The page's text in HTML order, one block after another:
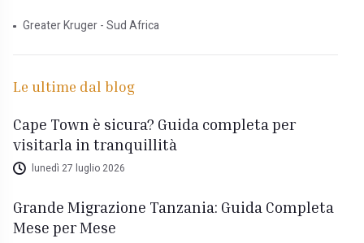
Greater Kruger - Sud Africa
Le ultime dal blog
Cape Town è sicura? Guida completa per
visitarla in tranquillità
lunedì 27 luglio 2026
Grande Migrazione Tanzania: Guida Completa
Mese per Mese